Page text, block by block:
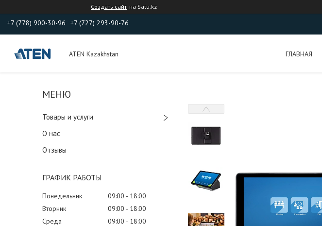
Создать сайт на Satu.kz
+7 (778) 900-30-96 +7 (727) 293-90-76
ATEN Kazakhstan ГЛАВНАЯ
Товары и услуги
О нас
Отзывы
ГРАФИК РАБОТЫ
Понедельник 09:00
18:00
Вторник
09:00
18:00
Среда
09:00
18:00